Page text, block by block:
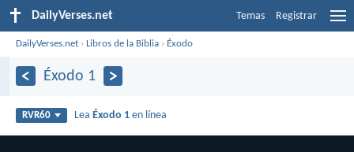
DailyVerses.net Temas Registrar
DailyVerses.net ›Libros de la Biblia › Éxodo
Éxodo 1
RVR60 Lea Éxodo 1 en línea